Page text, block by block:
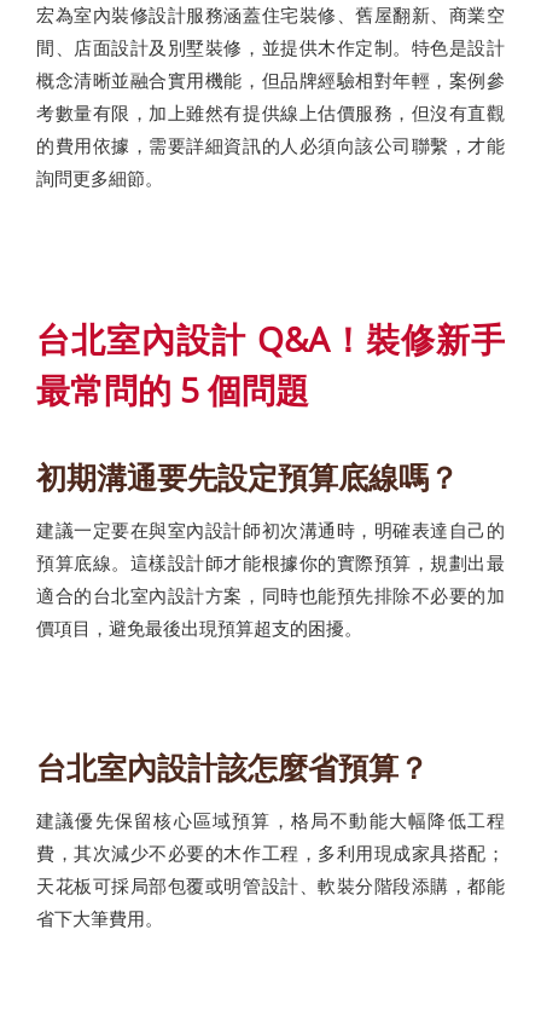
宏為室內裝修設計服務涵蓋住宅裝修、舊屋翻新、商業空
間、店面設計及別墅裝修，並提供木作定制。特色是設計
概念清晰並融合實用機能，但品牌經驗相對年輕，案例參
考數量有限，加上雖然有提供線上估價服務，但沒有直觀
的費用依據，需要詳細資訊的人必須向該公司聯繫，才能
詢問更多細節。
台北室內設計 Q&A！裝修新手
最常問的 5 個問題
初期溝通要先設定預算底線嗎？
建議一定要在與室內設計師初次溝通時，明確表達自己的
預算底線。這樣設計師才能根據你的實際預算，規劃出最
適合的台北室內設計方案，同時也能預先排除不必要的加
價項目，避免最後出現預算超支的困擾。
台北室內設計該怎麼省預算？
建議優先保留核心區域預算，格局不動能大幅降低工程
費，其次減少不必要的木作工程，多利用現成家具搭配；
天花板可採局部包覆或明管設計、軟裝分階段添購，都能
省下大筆費用。